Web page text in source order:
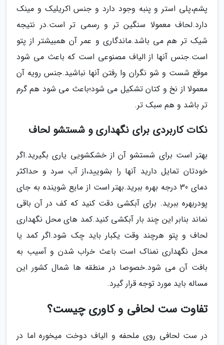
پشم،پلی استر و پنبه وجود دارد و جنس اکریلیک و مینک
دارد.لحاف معمولا سنگین تر و رسمی تر است.در نتیجه
شیک تر هم می باشد.ماندگاری و عمر آن همبیشتر از پتو
است.جنس آنها از الیاف مصنوعی است که باعث می شود
موقع شست و شو نگران وا رفتن آنها نباشید.جنس رویه آن
معمولا از نخ و کتان تشکیل می شود؛باعث می شود هم گرم
تر باشد و هم سبک تر.
نکات کاربردی برای نگهداری و شستشو لحاف
بهتر است برای شستشو آن از خشکشویی یاری بگیرید.اگر
خودتان تمایل دارید آنها را بشویید،از آب سرد و حداکثر
دمای 30 درجه بهره ببرید.بهتر است از مایع شوینده به جای
پودربهره ببرید. برای آبکشی دقت کنید که کف در آن باقی
نماند بنابر این چند بار آبکشی کنید.کمد های محل نگهداری
لحاف و پتو هرچند وقت یکبار باید چک شود.اگر کمد یا
محل نگهداری نمناک است باعث خراب شدن و آسیب به
بافت آن می شود.خصوصا در منطقه ها شمال کشور این
مساله باید مورد توجه قرار گیرد.
تفاوت ست لحافی و کاوری چیست؟
در ست لحافی روی ملحفه و الیاف دوخت میخوره اما در